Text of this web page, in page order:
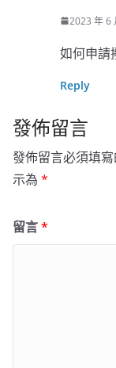
2023 年 6
如何申請
Reply
發佈留言
發佈留言必須填
示為 *
留言*